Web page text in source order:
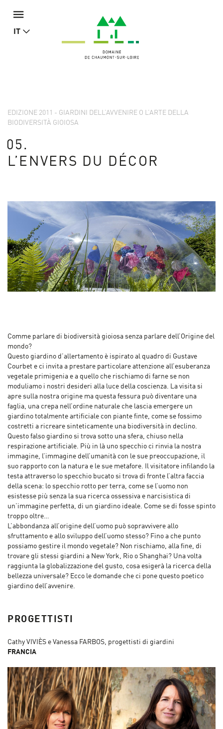
IT
EDIZIONE 2011 - GIARDINI DELL’AVVENIRE O L’ARTE DELLA
BIODIVERSITÀ GIOIOSA
05.
L’ENVERS DU DÉCOR
Comme parlare di biodiversità gioiosa senza parlare dell’Origine del
mondo?
Questo giardino d’allertamento è ispirato al quadro di Gustave
Courbet e ci invita a prestare particolare attenzione all’esuberanza
vegetale primigenia e a quello che rischiamo di farne se non
moduliamo i nostri desideri alla luce della coscienza. La visita si
apre sulla nostra origine ma questa fessura può diventare una
faglia, una crepa nell’ordine naturale che lascia emergere un
giardino totalmente artificiale con piante finte, come se fossimo
costretti a ricreare sinteticamente una biodiversità in declino.
Questo falso giardino si trova sotto una sfera, chiuso nella
respirazione artificiale. Più in là uno specchio ci rinvia la nostra
immagine, l’immagine dell’umanità con le sue preoccupazione, il
suo rapporto con la natura e le sue metafore. Il visitatore infilando la
testa attraverso lo specchio bucato si trova di fronte l’altra faccia
della scena: lo specchio rotto per terra, come se l’uomo non
esistesse più senza la sua ricerca ossessiva e narcisistica di
un’immagine perfetta, di un giardino ideale. Come se di fosse spinto
troppo oltre…
L’abbondanza all’origine dell’uomo può sopravvivere allo
sfruttamento e allo sviluppo dell’uomo stesso? Fino a che punto
possiamo gestire il mondo vegetale? Non rischiamo, alla fine, di
trovare gli stessi giardini a New York, Rio o Shanghai? Una volta
raggiunta la globalizzazione del gusto, cosa esigerà la ricerca della
bellezza universale? Ecco le domande che ci pone questo poetico
giardino dell’avvenire.
PROGETTISTI
Cathy VIVIÈS e Vanessa FARBOS, progettisti di giardini
FRANCIA